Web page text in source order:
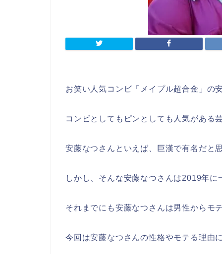
お笑い人気コンビ「メイプル超合金」の
コンビとしてもピンとしても人気がある
安藤なつさんといえば、巨漢で有名だと
しかし、そんな安藤なつさんは2019年
それまでにも安藤なつさんは男性からモ
今回は安藤なつさんの性格やモテる理由